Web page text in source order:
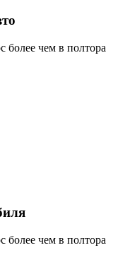
чем в полтора
чем в полтора